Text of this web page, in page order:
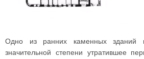
Одно из ранних каменных зданий
значительной степени утратившее